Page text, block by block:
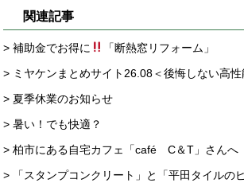
関連記事
> 補助金でお得に
「断熱窓リフォーム」
> ミヤケンまとめサイト26.08＜後悔しない高
> 夏季休業のお知らせ
> 暑い！でも快適？
> 柏市にある自宅カフェ「café C＆T」さんへ
> 「スタンプコンクリート」と「平田タイルの